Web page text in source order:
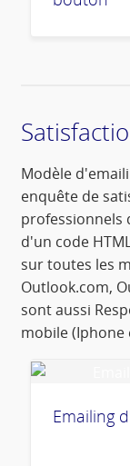
Modèle
enquête de
professionnels
d'un code
sur toutes les
Outlook.com,
sont aussi
mobile
Emailing